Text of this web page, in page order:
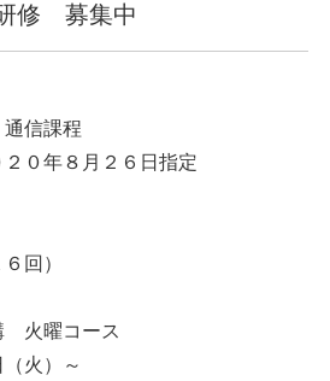
修 募集中
信課程
２０年８月２６日指定
回）
火曜コース
火）～